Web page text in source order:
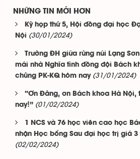
NHỮNG TIN MỚI HƠN
Kỳ họp thứ 5, Hội đồng đại học
Nội (30/01/2024)
Trường ĐH giữa rừng núi Lạng
mái nhà Nghĩa tình đồng đội Bách
chủng PK-KQ hôm nay (31/01/2024)
“Ơn Đảng, ơn Bách khoa Hà Nội,
nay!” (01/02/2024)
1 NCS và 76 học viên cao học
nhận Học bổng Sau đại học trị giá 3
(02/02/2024)